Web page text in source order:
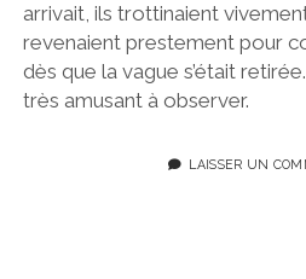
arrivait, ils trottinaient
revenaient prestement pour
dès que la vague s’était
très amusant à observer.
LAISSER UN